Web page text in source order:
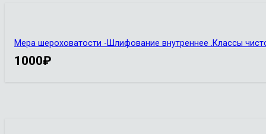
Мера шероховатости -Шлифование внутреннее .Классы
1000₽